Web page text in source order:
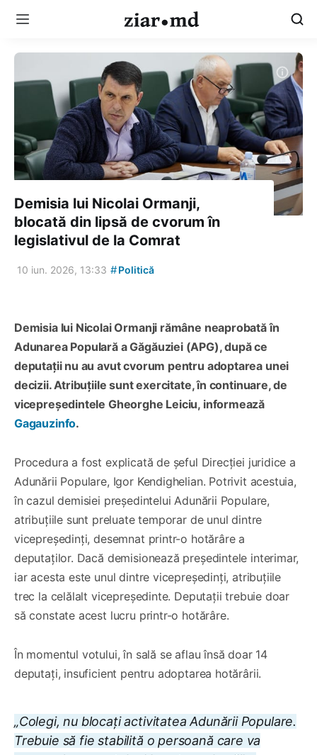
Demisia lui Nicolai Ormanji,
blocată din lipsă de cvorum în
legislativul de la Comrat
10 iun. 2026, 13:33 #Politică
Demisia lui Nicolai Ormanji rămâne neaprobată în
Adunarea Populară a Găgăuziei (APG), după ce
deputații nu au avut cvorum pentru adoptarea unei
decizii. Atribuțiile sunt exercitate, în continuare, de
vicepreședintele Gheorghe Leiciu, informează
Gagauzinfo.
Procedura a fost explicată de șeful Direcției juridice a
Adunării Populare, Igor Kendighelian. Potrivit acestuia,
în cazul demisiei președintelui Adunării Populare,
atribuțiile sunt preluate temporar de unul dintre
vicepreședinți, desemnat printr-o hotărâre a
deputaților. Dacă demisionează președintele interimar,
iar acesta este unul dintre vicepreședinți, atribuțiile
trec la celălalt vicepreședinte. Deputații trebuie doar
să constate acest lucru printr-o hotărâre.
În momentul votului, în sală se aflau însă doar 14
deputați, insuficient pentru adoptarea hotărârii.
„Colegi, nu blocați activitatea Adunării Populare.
Trebuie să fie stabilită o persoană care va